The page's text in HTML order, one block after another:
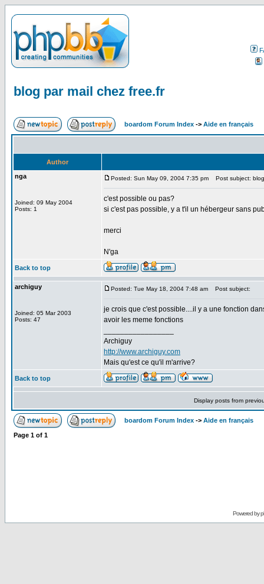
blog par mail chez free.fr
boardom Forum Index -> Aide en français
Author
nga
Joined: 09 May 2004
Posts: 1
Posted: Sun May 09, 2004 7:35 pm Post subject:
c'est possible ou pas?
si c'est pas possible, y a t'il un hébergeur sans
merci
N'ga
Back to top
archiguy
Joined: 05 Mar 2003
Posts: 47
Posted: Tue May 18, 2004 7:48 am Post subject:
je crois que c'est possible....il y a une fonction
avoir les meme fonctions
Archiguy
http://www.archiguy.com
Mais qu'est ce qu'il m'arrive?
Back to top
Display posts from
boardom Forum Index -> Aide en français
Page 1 of 1
Powered by